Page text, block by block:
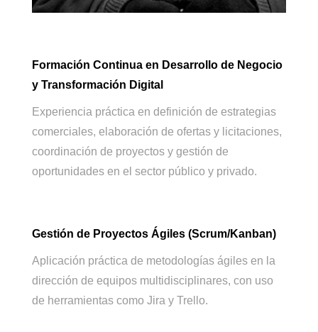
Formación Continua en Desarrollo de Negocio
y Transformación Digital
Experiencia práctica en definición de estrategias
comerciales, elaboración de ofertas y licitaciones,
coordinación de proyectos y gestión de
oportunidades en el sector público y privado.
Gestión de Proyectos Ágiles (Scrum/Kanban)
Aplicación práctica de metodologías ágiles en la
dirección de equipos multidisciplinares, con uso
de herramientas como Jira y Trello.